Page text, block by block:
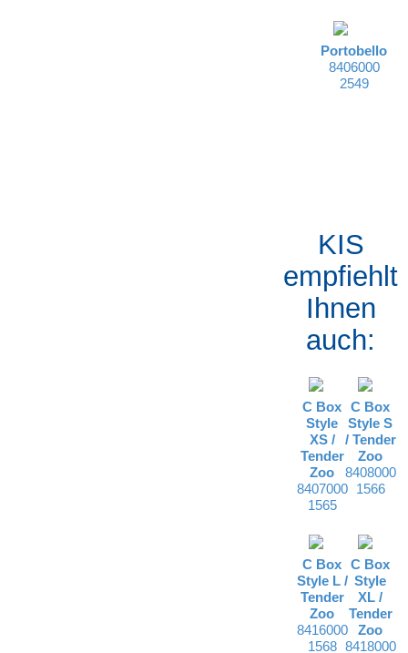
Portobello
8406000
2549
KIS
empfiehlt
Ihnen
auch:
C Box
Style
XS /
Tender
Zoo
8407000
1565
C Box
Style S
/ Tender
Zoo
8408000
1566
C Box
Style L /
Tender
Zoo
8416000
1568
C Box
Style
XL /
Tender
Zoo
8418000